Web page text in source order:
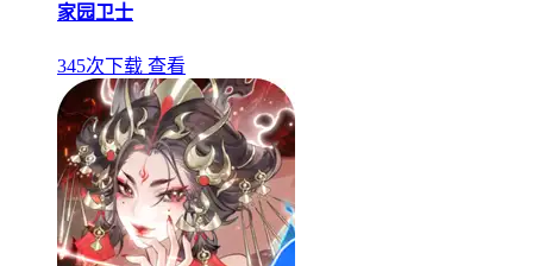
家园卫士
345次下载 查看